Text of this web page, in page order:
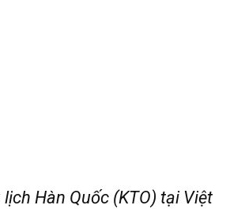
lịch Hàn Quốc (KTO) tại Việt